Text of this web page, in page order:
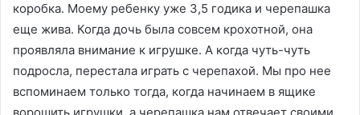
коробка. Моему ребенку уже 3,5 годика и черепашка
еще жива. Когда дочь была совсем крохотной, она
проявляла внимание к игрушке. А когда чуть-чуть
подросла, перестала играть с черепахой. Мы про нее
вспоминаем только тогда, когда начинаем в ящике